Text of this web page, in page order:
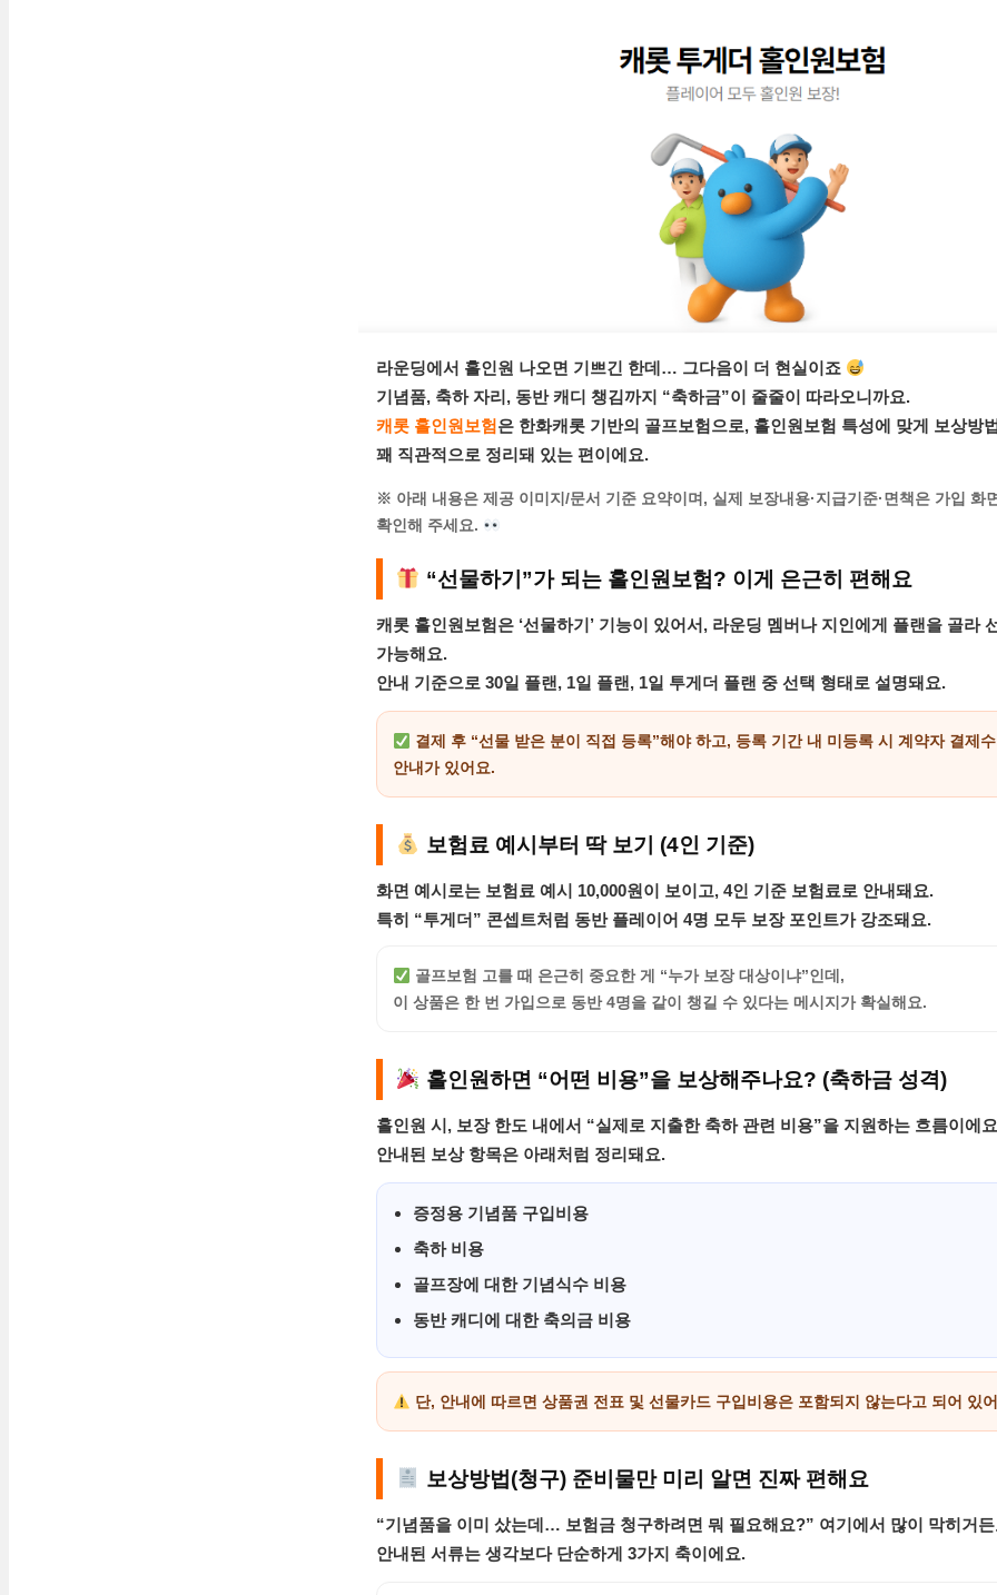
라운딩에서 홀인원 나오면 기쁘긴 한데… 그다음이 더 현실이죠
기념품, 축하 자리, 동반 캐디 챙김까지 “축하금”이 줄줄이 따라오니까요.
캐롯 홀인원보험은 한화캐롯 기반의 골프보험으로, 홀인원보험 특성에 맞게 보상방
꽤 직관적으로 정리돼 있는 편이에요.
※ 아래 내용은 제공 이미지/문서 기준 요약이며, 실제 보장내용·지급기준·면책 은 가입 화
확인해 주세요.
“선물하기”가 되는 홀인원보험? 이게 은근히 편해요
캐롯 홀인원보험은 ‘선물하기’ 기능이 있어서, 라운딩 멤버나 지인에게 플랜을 골라
가능해요.
안내 기준으로 30일 플랜, 1일 플랜, 1일 투게더 플랜 중 선택 형태로 설명돼요.
결제 후 “선물 받은 분이 직접 등록”해야 하고, 등록 기간 내 미등록 시 계약자 결제
안내가 있어요.
보험료 예시부터 딱 보기 (4인 기준)
화면 예시로는 보험료 예시 10,000원이 보이고, 4인 기준 보험료 로 안내돼요.
특히 “투게더” 콘셉트처럼 동반 플레이어 4명 모두 보장포인트가 강조돼요.
골프보험 고를 때 은근히 중요한 게 “누가 보장 대상이냐”인데,
이 상품은 한 번 가입 으로 동반 4명을 같이 챙길 수 있다는 메시지가 확실해요.
홀인원하면 “어떤 비용”을 보상해주나요? (축하금 성격)
홀인원 시, 보장 한도 내에서 “실제로 지출한 축하 관련 비용”을 지원하는 흐름이에
안내된 보상 항목은 아래처럼 정리돼요.
증정용 기념품 구입비용
축하 비용
골프장에 대한 기념식수 비용
동반 캐디에 대한 축의금 비용
단, 안내에 따르면 상품권 전표 및 선물카드 구입비용은 포함되지 않는다고 되어 있
보상방법(청구) 준비물만 미리 알면 진짜 편해요
“기념품을 이미 샀는데… 보험금 청구하려면 뭐 필요해요?” 여기에서 많이 막히거
안내된 서류는 생각보다 단순하게 3가지 축이에요.